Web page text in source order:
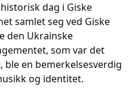
dag i Giske
samlet seg ved Giske
den Ukrainske
som var det
en bemerkelsesverdig
og identitet.